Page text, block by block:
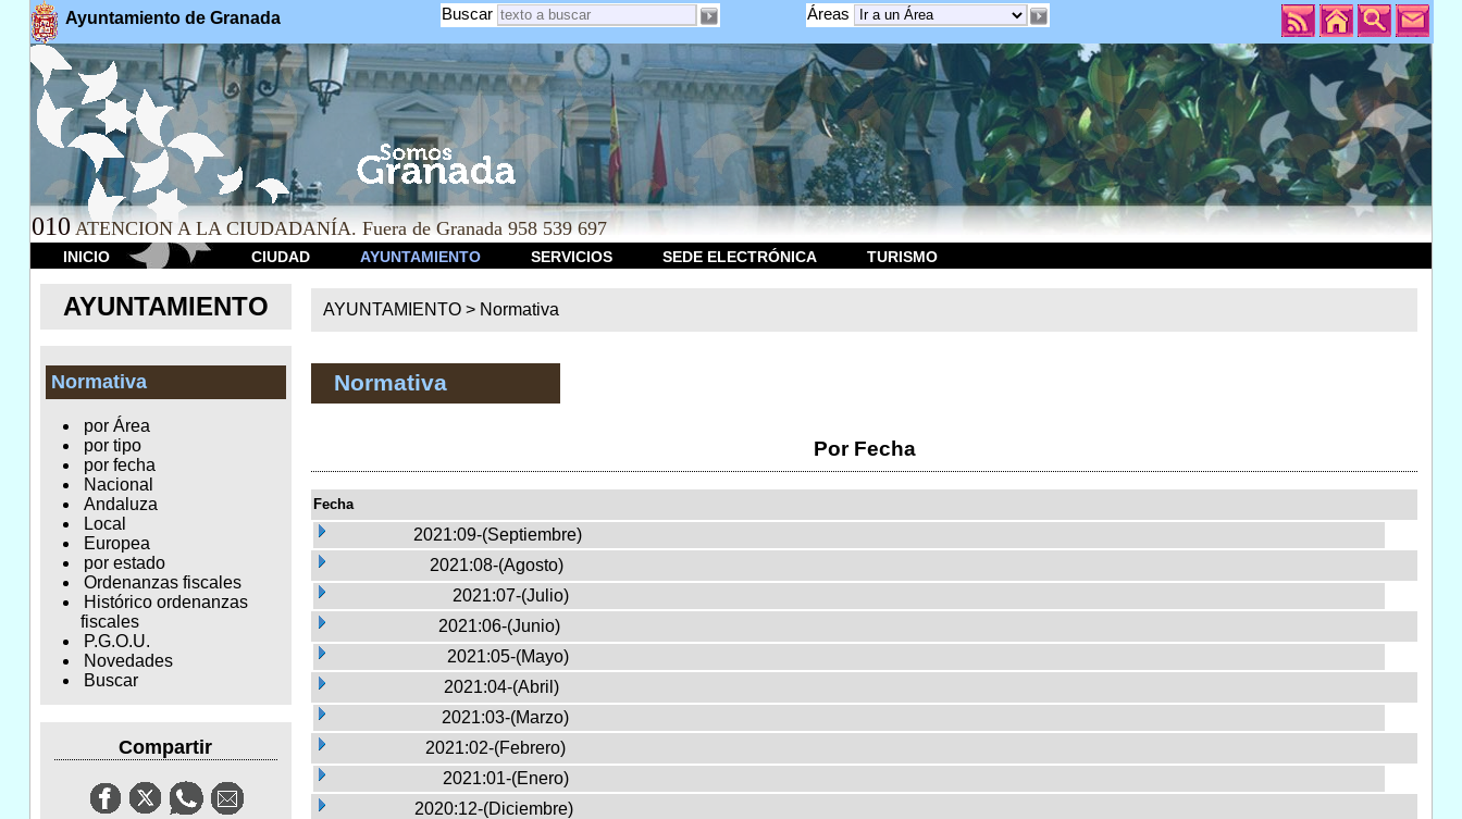
Ayuntamiento de Granada Áreas
Buscar
010 ATENCION A LA CIUDADANÍA. Fuera de Granada 958 539 697
INICIO CIUDAD AYUNTAMIENTO SERVICIOS SEDE ELECTRÓNICA TURISMO
AYUNTAMIENTO
Normativa
por Área
por tipo
por fecha
Nacional
Andaluza
Local
Europea
por estado
Ordenanzas fiscales
Histórico ordenanzas
fiscales
P.G.O.U.
Novedades
Buscar
Compartir
AYUNTAMIENTO > Normativa
Normativa
Por Fecha
Fecha
2021:09-(Septiembre)
2021:08-(Agosto)
2021:07-(Julio)
2021:06-(Junio)
2021:05-(Mayo)
2021:04-(Abril)
2021:03-(Marzo)
2021:02-(Febrero)
2021:01-(Enero)
2020:12-(Diciembre)